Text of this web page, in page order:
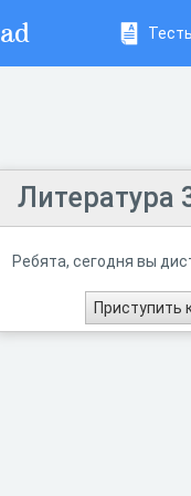
Литература
Ребята, сегодня вы